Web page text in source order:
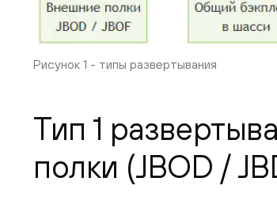
Рисунок 1 - типы развертывания
Тип 1
полки (JBOD /